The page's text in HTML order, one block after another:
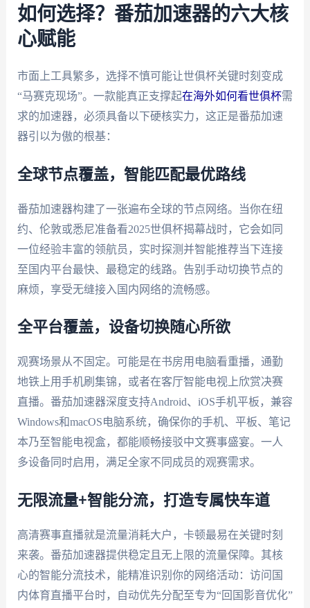
如何选择？番茄加速器的六大核
心赋能
市面上工具繁多，选择不慎可能让世俱杯关键时刻变成
“马赛克现场”。一款能真正支撑起在海外如何看世俱杯需
求的加速器，必须具备以下硬核实力，这正是番茄加速
器引以为傲的根基：
全球节点覆盖，智能匹配最优路线
番茄加速器构建了一张遍布全球的节点网络。当你在纽
约、伦敦或悉尼准备看2025世俱杯揭幕战时，它会如同
一位经验丰富的领航员，实时探测并智能推荐当下连接
至国内平台最快、最稳定的线路。告别手动切换节点的
麻烦，享受无缝接入国内网络的流畅感。
全平台覆盖，设备切换随心所欲
观赛场景从不固定。可能是在书房用电脑看重播，通勤
地铁上用手机刷集锦，或者在客厅智能电视上欣赏决赛
直播。番茄加速器深度支持Android、iOS手机平板，兼容
Windows和macOS电脑系统，确保你的手机、平板、笔记
本乃至智能电视盒，都能顺畅接驳中文赛事盛宴。一人
多设备同时启用，满足全家不同成员的观赛需求。
无限流量+智能分流，打造专属快车道
高清赛事直播就是流量消耗大户，卡顿最易在关键时刻
来袭。番茄加速器提供稳定且无上限的流量保障。其核
心的智能分流技术，能精准识别你的网络活动：访问国
内体育直播平台时，自动优先分配至专为“回国影音优化”